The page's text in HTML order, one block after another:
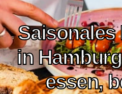
in
essen,